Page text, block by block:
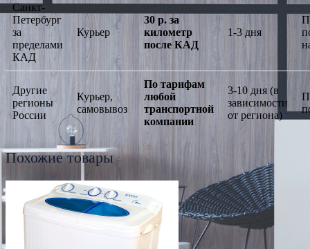
Санкт-
Петербург
за
пределами
КАД
Курьер
30 р. за
километр
после КАД
1-3 дня
Другие
регионы
России
Курьер,
самовывоз
По тарифам
любой
транспортной
компании
3-10 дня (в
зависимости
от региона)
Похожие товары